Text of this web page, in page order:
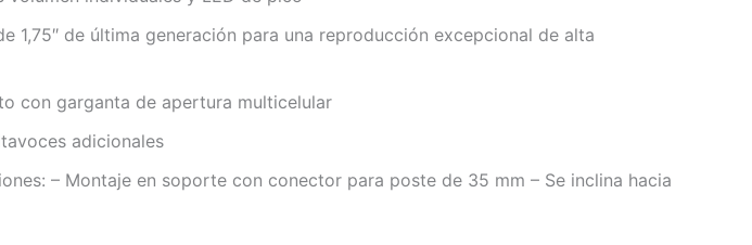
de última generación para una reproducción excepcional de alta
con garganta de apertura multicelular
adicionales
– Montaje en soporte con conector para poste de 35 mm – Se inclina hacia